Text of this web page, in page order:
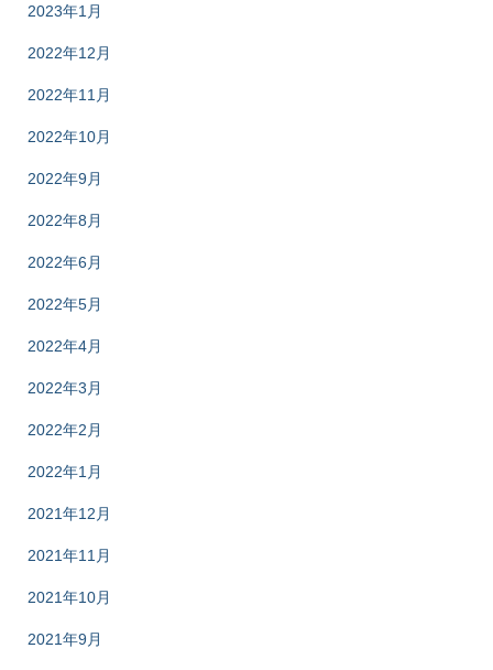
2023年1月
2022年12月
2022年11月
2022年10月
2022年9月
2022年8月
2022年6月
2022年5月
2022年4月
2022年3月
2022年2月
2022年1月
2021年12月
2021年11月
2021年10月
2021年9月